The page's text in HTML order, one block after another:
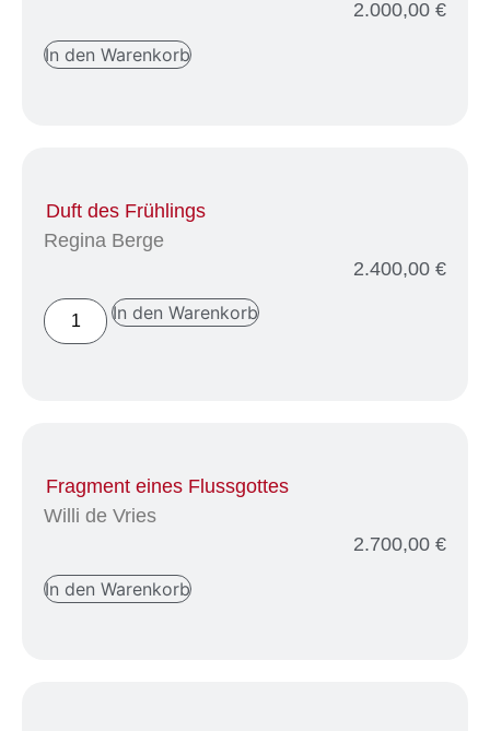
2.000,00 €
In den Warenkorb
Duft des Frühlings
Regina Berge
2.400,00 €
In den Warenkorb
Fragment eines Flussgottes
Willi de Vries
2.700,00 €
In den Warenkorb